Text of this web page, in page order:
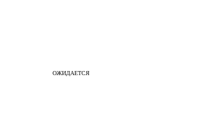
ОЖИДАЕТСЯ